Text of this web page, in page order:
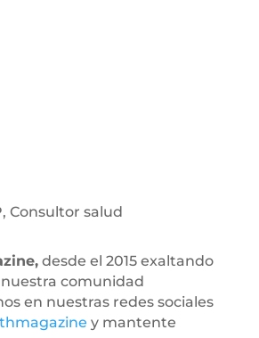
Consultor salud
desde el 2015 exaltando
nuestra comunidad
en nuestras redes sociales
y mantente